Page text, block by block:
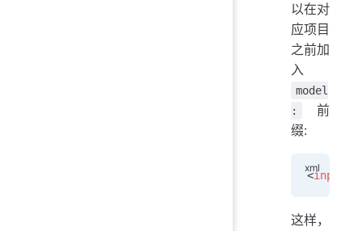
以在对
应项目
之前加
入
model
:
前
缀:
<input
这样，